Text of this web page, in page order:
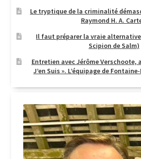
Le tryptique de la criminalité
Raymond H. A.
Il faut préparer la vraie
Scipion de Salm)
Entretien avec Jérôme Verschoote,
J’en Suis ». L’équipage de